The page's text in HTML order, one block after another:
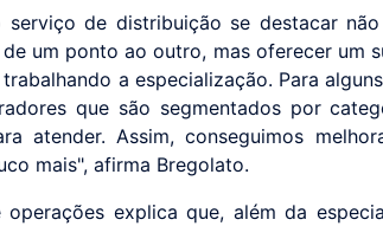
de distribuição se destacar
um ponto ao outro, mas oferecer um
a especialização. Para
que são segmentados por
atender. Assim, conseguimos
mais", afirma Bregolato.
explica que, além da